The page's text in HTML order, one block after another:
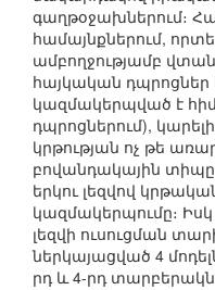
գաղթօջախներում։
համայնքներում,
ամբողջությամբ
հայկական դպրոցներ
կազմակերպված է
դպրոցներում),
կրթության ոչ թե
բովանդակային
երկու լեզվով
կազմակերպումը։
լեզվի ուսուցման
ներկայացված 4
րդ և 4-րդ